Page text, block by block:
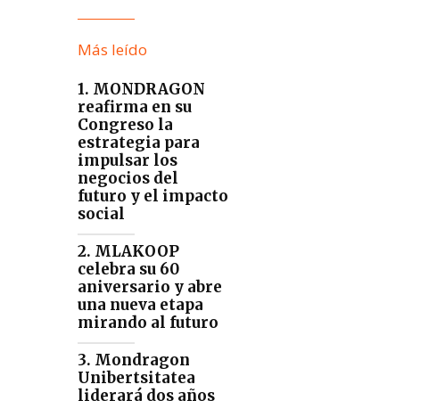
Más leído
1. MONDRAGON
reafirma en su
Congreso la
estrategia para
impulsar los
negocios del
futuro y el impacto
social
2. MLAKOOP
celebra su 60
aniversario y abre
una nueva etapa
mirando al futuro
3. Mondragon
Unibertsitatea
liderará dos años